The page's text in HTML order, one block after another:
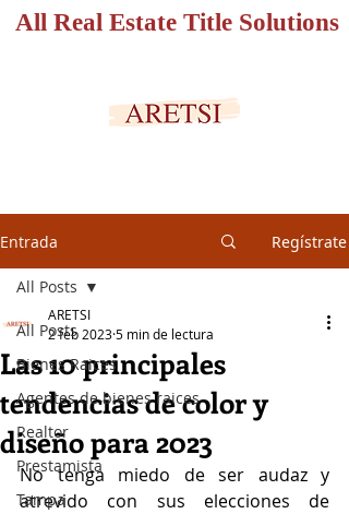
All Real Estate Title Solutions
Entrada Regístrate
All Posts
Bienes Raices
Agentes de bienes raices
Realtor
Prestamista
Tampa
All Posts
Las 10 principales
tendencias de color y
diseño para 2023
ARETSI
2 feb 20235 min de lectura
No tenga miedo de ser audaz y
atrevido con sus elecciones de